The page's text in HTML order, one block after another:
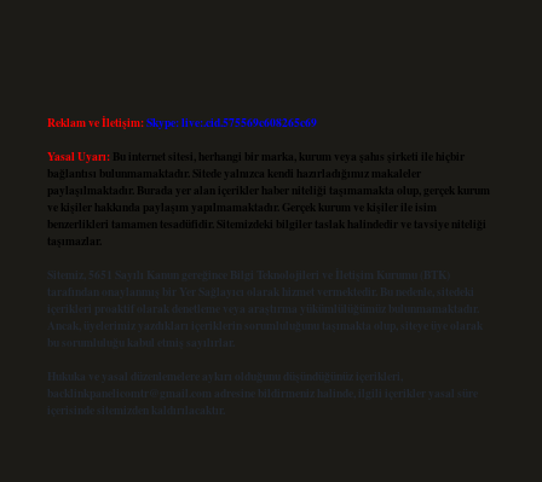
Reklam ve İletişim:Skype: live:.cid.575569c608265c69
Yasal Uyarı: Bu internet sitesi, herhangi bir marka, kurum veya şahıs şirketi ile hiçbir
bağlantısı bulunmamaktadır. Sitede yalnızca kendi hazırladığımız makaleler
paylaşılmaktadır. Burada yer alan içerikler haber niteliği taşımamakta olup, gerçek kurum
ve kişiler hakkında paylaşım yapılmamaktadır. Gerçek kurum ve kişiler ile isim
benzerlikleri tamamen tesadüfidir. Sitemizdeki bilgiler taslak halindedir ve tavsiye niteliği
taşımazlar.
Sitemiz, 5651 Sayılı Kanun gereğince Bilgi Teknolojileri ve İletişim Kurumu (BTK)
tarafından onaylanmış bir Yer Sağlayıcı olarak hizmet vermektedir. Bu nedenle, sitedeki
içerikleri proaktif olarak denetleme veya araştırma yükümlülüğümüz bulunmamaktadır.
Ancak, üyelerimiz yazdıkları içeriklerin sorumluluğunu taşımakta olup, siteye üye olarak
bu sorumluluğu kabul etmiş sayılırlar.
Hukuka ve yasal düzenlemelere aykırı olduğunu düşündüğünüz içerikleri,
backlinkpanelicomtr@gmail.com adresine bildirmeniz halinde, ilgili içerikler yasal süre
içerisinde sitemizden kaldırılacaktır.